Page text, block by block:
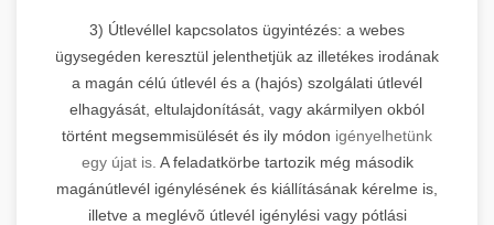
3) Útlevéllel kapcsolatos ügyintézés: a webes
ügysegéden keresztül jelenthetjük az illetékes irodának
a magán célú útlevél és a (hajós) szolgálati útlevél
elhagyását, eltulajdonítását, vagy akármilyen okból
történt megsemmisülését és ily módon igényelhetünk
egy újat is. A feladatkörbe tartozik még második
magánútlevél igénylésének és kiállításának kérelme is,
illetve a meglévõ útlevél igénylési vagy pótlási